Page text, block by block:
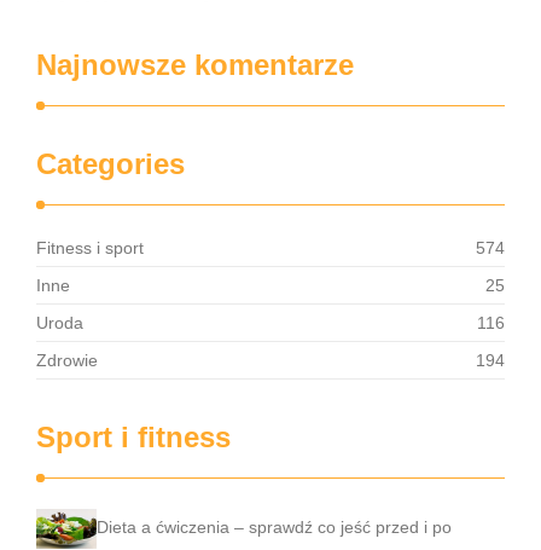
Najnowsze komentarze
Categories
Fitness i sport
574
Inne
25
Uroda
116
Zdrowie
194
Sport i fitness
Dieta a ćwiczenia – sprawdź co jeść przed i po